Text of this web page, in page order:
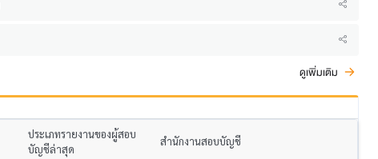
ดูเพิ่มเติม
ประเภทรายงานของผู้สอบ
บัญชีล่าสุด
สำนักงานสอบบัญชี